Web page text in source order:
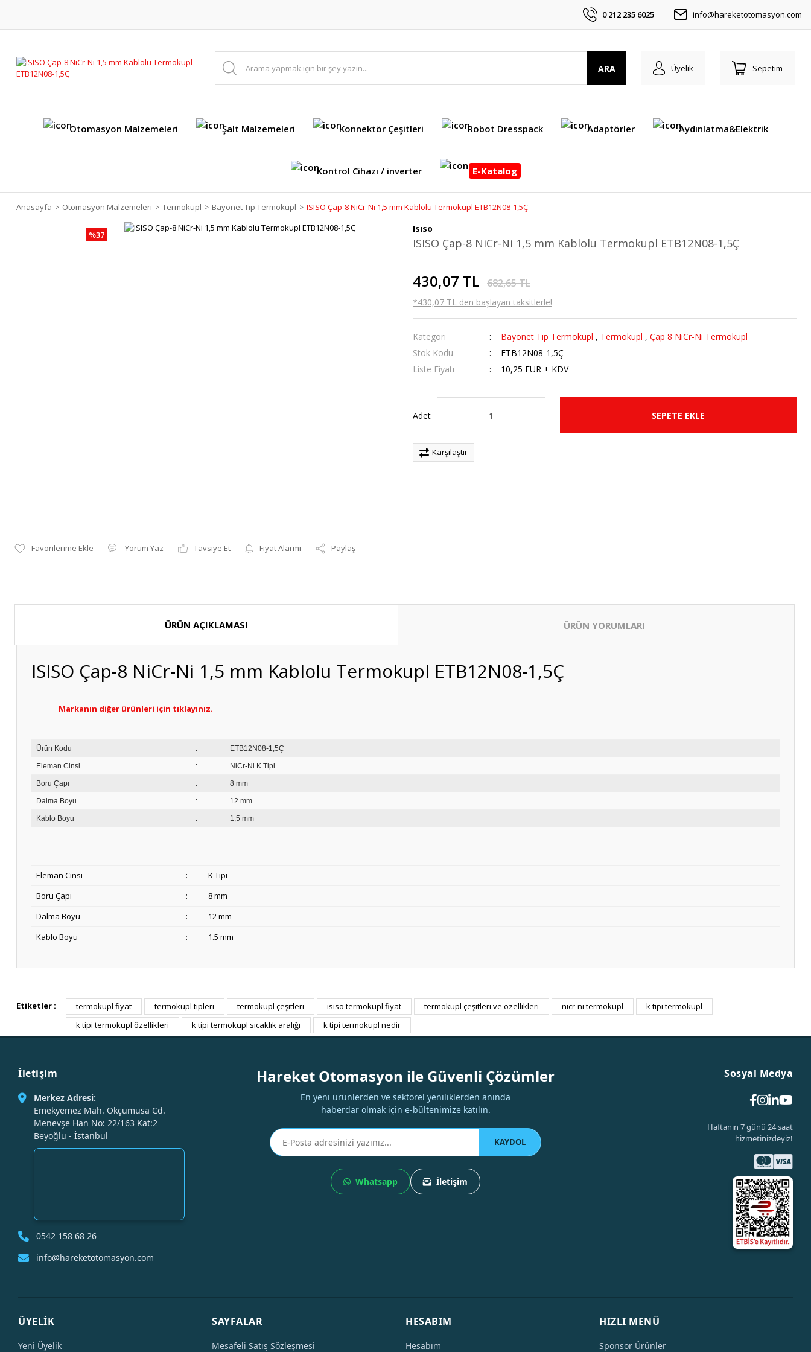
0 212 235 6025 info@hareketotomasyon.com
ARA Üyelik Sepetim
Otomasyon Malzemeleri Şalt Malzemeleri Konnektör Çeşitleri Robot Dresspack Adaptörler Aydınlatma&Elektrik
Kontrol Cihazı / inverter E-Katalog
Anasayfa Otomasyon Malzemeleri Termokupl Bayonet Tip Termokupl ISISO Çap-8 NiCr-Ni 1,5 mm Kablolu Termokupl ETB12N08-1,5Ç
%37
Yorum Yaz Tavsiye Et Fiyat Alarmı Paylaş
Isıso
ISISO Çap-8 NiCr-Ni 1,5 mm Kablolu Termokupl ETB12N08-1,5Ç
430,07 TL 682,65 TL
*430,07 TL den başlayan taksitlerle!
Kategori Bayonet Tip Termokupl , Termokupl ,Çap 8 NiCr-Ni Termokupl
Stok Kodu
ETB12N08-1,5Ç
Liste Fiyatı
10,25 EUR + KDV
Adet SEPETE EKLE
Karşılaştır
ÜRÜN AÇIKLAMASI ÜRÜN YORUMLARI
ISISO Çap-8 NiCr-Ni 1,5 mm Kablolu Termokupl ETB12N08-1,5Ç
Markanın diğer ürünleri için tıklayınız.
Ürün Kodu : ETB12N08-1,5Ç
Eleman Cinsi : NiCr-Ni K Tipi
Boru Çapı : 8 mm
Dalma Boyu : 12 mm
Kablo Boyu : 1,5 mm
Eleman Cinsi :
K Tipi
Boru Çapı
:
8 mm
Dalma Boyu
:
12 mm
Kablo Boyu
: 1.5 mm
Bu ürüne ilk yorumu siz yapın!
Etiketler : termokupl fiyat termokupl tipleri termokupl çeşitleri ısıso termokupl fiyat termokupl çeşitleri ve özellikleri nicr-ni termokupl
k tipi termokupl
k tipi termokupl özellikleri
k tipi termokupl sıcaklık aralığı k tipi termokupl nedir
İletişim
Merkez Adresi:
Emekyemez Mah. Okçumusa Cd.
Menevşe Han No: 22/163 Kat:2
Beyoğlu - İstanbul
0542 158 68 26
info@hareketotomasyon.com
Hareket Otomasyon ile Güvenli Çözümler
En yeni ürünlerden ve sektörel yeniliklerden anında
haberdar olmak için e-bültenimize katılın.
KAYDOL
Whatsapp İletişim
Sosyal Medya
Haftanın 7 günü 24 saat
hizmetinizdeyiz!
ÜYELİK
Yeni Üyelik
SAYFALAR
Mesafeli Satış Sözleşmesi
HESABIM
Hesabım
HIZLI MENÜ
Sponsor Ürünler